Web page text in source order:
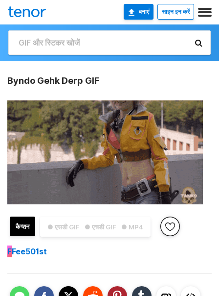
बनाएं साइन इन करें
Byndo Gehk Derp GIF
● एसडी GIF ● एचडी GIF ● MP4
कैप्शन
FFee501st